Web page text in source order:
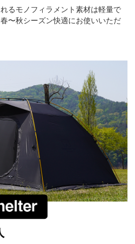
るモノフィラメント素材は軽量で
〜秋シーズン快適にお使いいただ